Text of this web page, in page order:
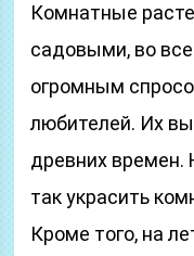
Комнатные
садовыми, во
огромным
любителей. Их
древних времен.
так украсить
Кроме того, на